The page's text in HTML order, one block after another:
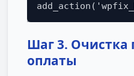
Шаг 3. Очистка
оплаты